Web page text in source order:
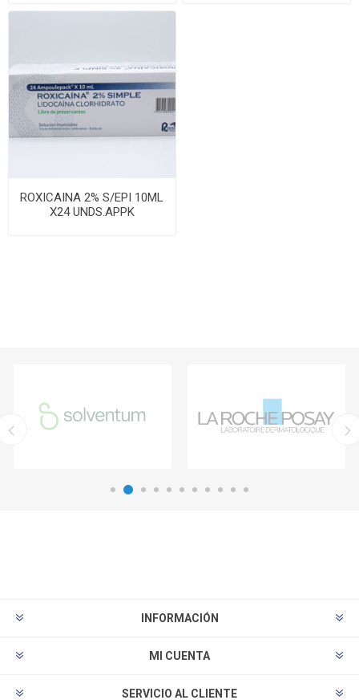
ROXICAINA 2% S/EPI 10ML
X24 UNDS.APPK
INFORMACIÓN
MI CUENTA
SERVICIO AL CLIENTE